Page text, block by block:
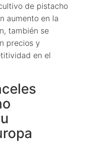
de pistacho
aumento en la
también se
precios y
en el